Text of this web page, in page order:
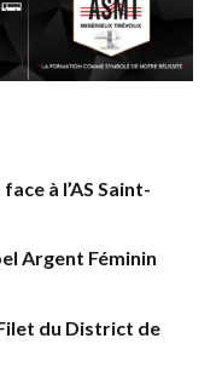
à l’AS Saint-
Argent Féminin
du District de